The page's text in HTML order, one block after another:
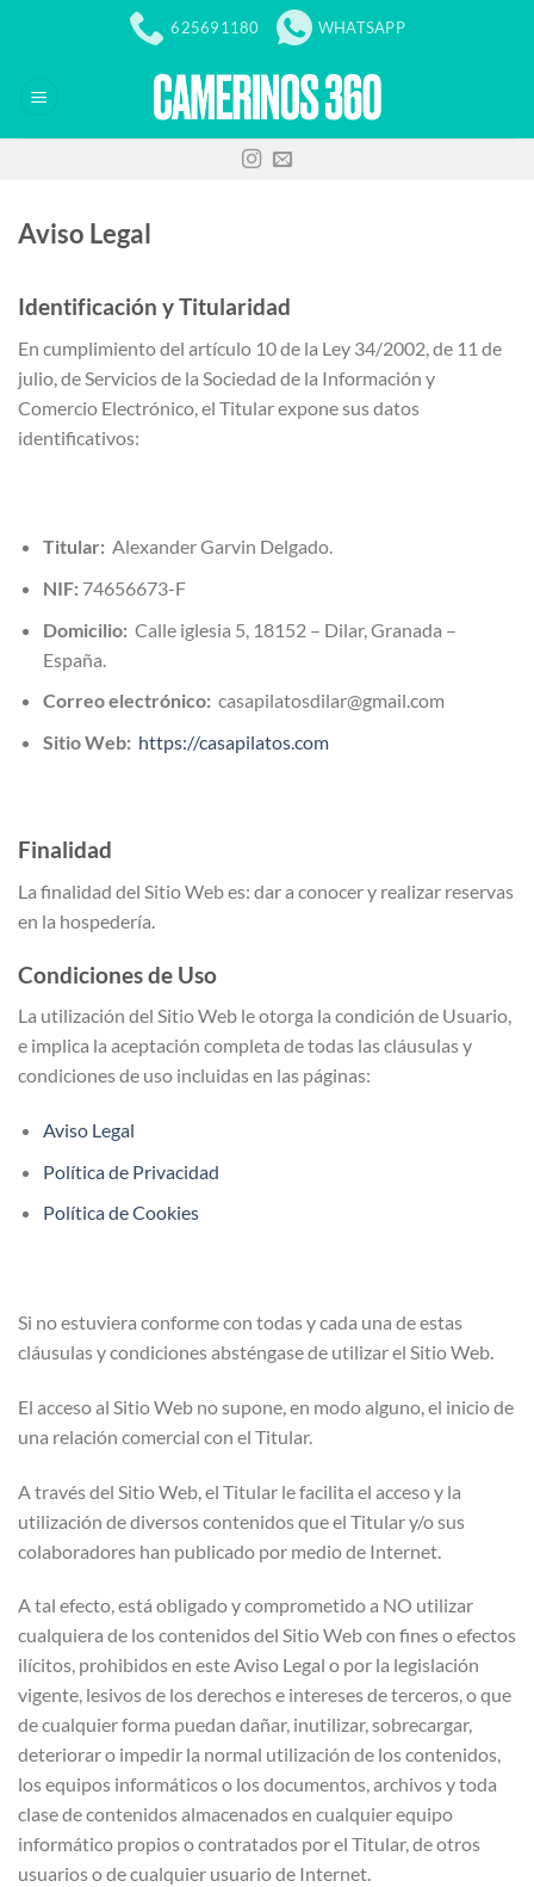
625691180 WHATSAPP
Aviso Legal
Identificación y Titularidad
En cumplimiento del artículo 10 de la Ley 34/2002, de 11 de
julio, de Servicios de la Sociedad de la Información y
Comercio Electrónico, el Titular expone sus datos
identificativos:
Titular:Alexander Garvin Delgado.
NIF:74656673-F
Domicilio:Calle iglesia 5, 18152 – Dilar, Granada –
España.
Correo electrónico:casapilatosdilar@gmail.com
Sitio Web: https://casapilatos.com
Finalidad
La finalidad del Sitio Web es: dar a conocer y realizar reservas
en la hospedería.
Condiciones de Uso
La utilización del Sitio Web le otorga la condición de Usuario,
e implica la aceptación completa de todas las cláusulas y
condiciones de uso incluidas en las páginas:
Aviso Legal
Política de Privacidad
Política de Cookies
Si no estuviera conforme con todas y cada una de estas
cláusulas y condiciones absténgase de utilizar el Sitio Web.
El acceso al Sitio Web no supone, en modo alguno, el inicio de
una relación comercial con el Titular.
A través del Sitio Web, el Titular le facilita el acceso y la
utilización de diversos contenidos que el Titular y/o sus
colaboradores han publicado por medio de Internet.
A tal efecto, está obligado y comprometido a NO utilizar
cualquiera de los contenidos del Sitio Web con fines o efectos
ilícitos, prohibidos en este Aviso Legal o por la legislación
vigente, lesivos de los derechos e intereses de terceros, o que
de cualquier forma puedan dañar, inutilizar, sobrecargar,
deteriorar o impedir la normal utilización de los contenidos,
los equipos informáticos o los documentos, archivos y toda
clase de contenidos almacenados en cualquier equipo
informático propios o contratados por el Titular, de otros
usuarios o de cualquier usuario de Internet.